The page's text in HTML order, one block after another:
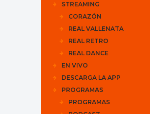
STREAMING
CORAZÓN
REAL VALLENATA
REAL RETRO
REAL DANCE
EN VIVO
DESCARGA LA APP
PROGRAMAS
PROGRAMAS